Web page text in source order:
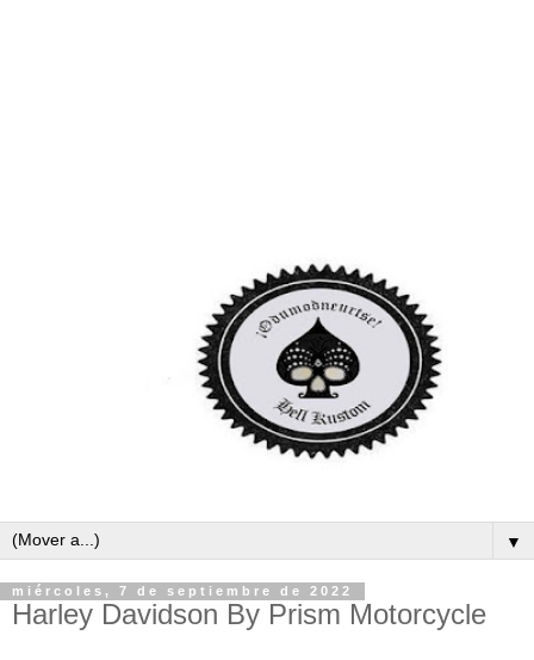
▼
miércoles, 7 de septiembre de 2022
Harley Davidson By Prism Motorcycle